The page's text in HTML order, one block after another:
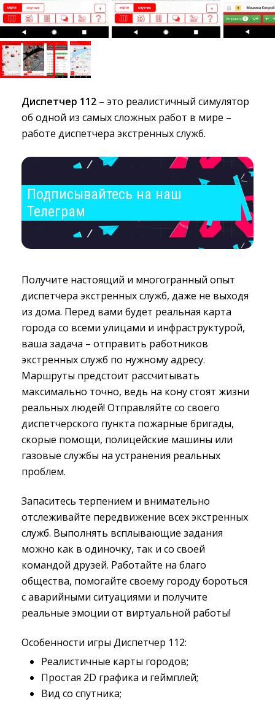
Диспетчер 112 – это реалистичный симулятор
об одной из самых сложных работ в мире –
работе диспетчера экстренных служб.
Подписывайтесь на наш
Телеграм
Получите настоящий и многогранный опыт
диспетчера экстренных служб, даже не выходя
из дома. Перед вами будет реальная карта
города со всеми улицами и инфраструктурой,
ваша задача – отправить работников
экстренных служб по нужному адресу.
Маршруты предстоит рассчитывать
максимально точно, ведь на кону стоят жизни
реальных людей! Отправляйте со своего
диспетчерского пункта пожарные бригады,
скорые помощи, полицейские машины или
газовые службы на устранения реальных
проблем.
Запаситесь терпением и внимательно
отслеживайте передвижение всех экстренных
служб. Выполнять всплывающие задания
можно как в одиночку, так и со своей
командой друзей. Работайте на благо
общества, помогайте своему городу бороться
с аварийными ситуациями и получите
реальные эмоции от виртуальной работы!
Особенности игры Диспетчер 112:
Реалистичные карты городов;
Простая 2D графика и геймплей;
Вид со спутника;